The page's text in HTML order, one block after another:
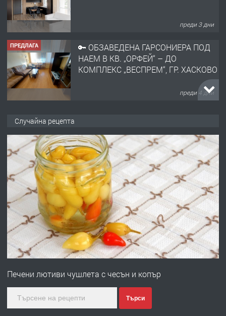
преди 3 дни
ПРЕДЛАГА
🔑 ОБЗАВЕДЕНА ГАРСОНИЕРА ПОД
НАЕМ В КВ. „ОРФЕЙ“ – ДО
КОМПЛЕКС „ВЕСПРЕМ“, ГР. ХАСКОВО
преди 4 дни
АПАРТАМЕНТ В ЦЕНТЪРА НА ГР.
ХАСКОВО
преди 5 дни
ПРЕДЛАГА Давам гараж под наем
преди 5 дни
ПРЕДЛАГА
№4120 Магазин/Офис под наем в кв.
градската градина!
Случайна рецепта
Печени лютиви чушлета с чесън и копър
Търси